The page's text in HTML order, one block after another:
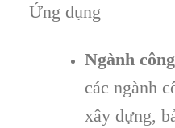
Ứng dụng
Ngành
các ngành
xây dựng,